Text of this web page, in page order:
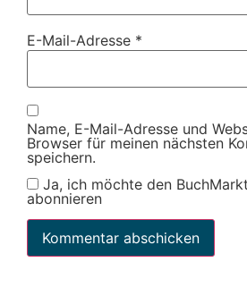
E-Mail-Adresse *
Name, E-Mail-Adresse und
Browser für meinen nächsten
speichern.
Ja, ich möchte den
abonnieren